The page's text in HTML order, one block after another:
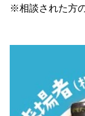
※相談された方